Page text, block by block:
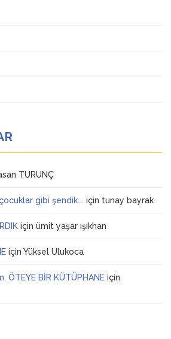
TURUNÇ
gibi şendik…. için tunay bayrak
için ümit yaşar ışıkhan
için Yüksel Ulukoca
ÖTEYE BİR KÜTÜPHANE için